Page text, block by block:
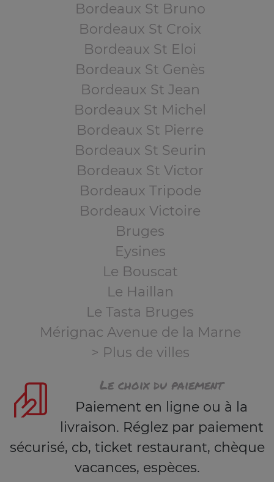
Bordeaux St Bruno
Bordeaux St Croix
Bordeaux St Eloi
Bordeaux St Genès
Bordeaux St Jean
Bordeaux St Michel
Bordeaux St Pierre
Bordeaux St Seurin
Bordeaux St Victor
Bordeaux Tripode
Bordeaux Victoire
Bruges
Eysines
Le Bouscat
Le Haillan
Le Tasta Bruges
Mérignac Avenue de la Marne
> Plus de villes
Le choix du paiement
Paiement en ligne ou à la
livraison. Réglez par paiement
sécurisé, cb, ticket restaurant, chèque
vacances, espèces.